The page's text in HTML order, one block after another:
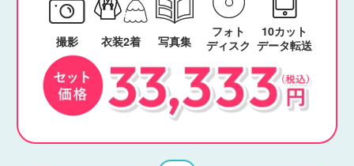
撮影 衣装2着 写真集
フォト
ディスク
10カット
データ転送